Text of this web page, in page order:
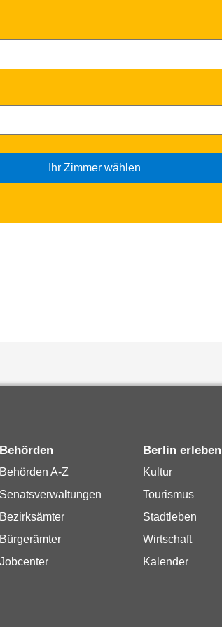
Ihr Zimmer wählen
Behörden
Behörden A-Z
Senatsverwaltungen
Bezirksämter
Bürgerämter
Jobcenter
Berlin erleben
Kultur
Tourismus
Stadtleben
Wirtschaft
Kalender